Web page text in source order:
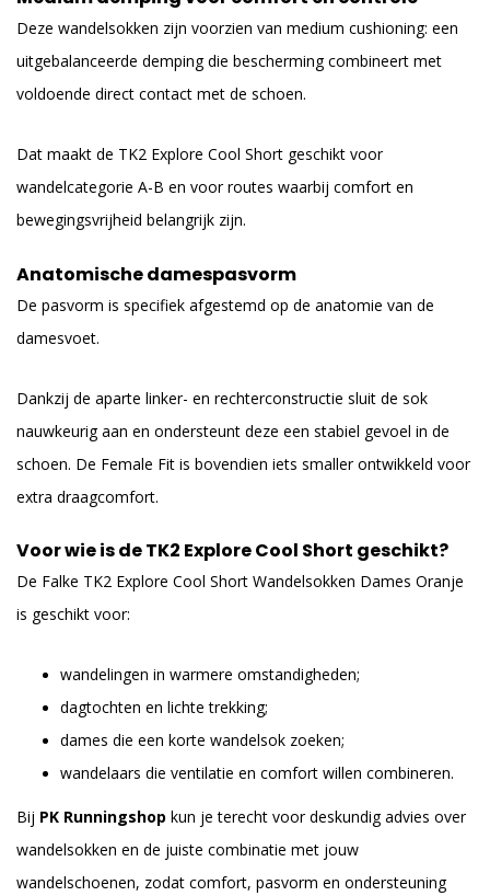
Deze wandelsokken zijn voorzien van medium cushioning: een
uitgebalanceerde demping die bescherming combineert met
voldoende direct contact met de schoen.
Dat maakt de TK2 Explore Cool Short geschikt voor
wandelcategorie A-B en voor routes waarbij comfort en
bewegingsvrijheid belangrijk zijn.
Anatomische damespasvorm
De pasvorm is specifiek afgestemd op de anatomie van de
damesvoet.
Dankzij de aparte linker- en rechterconstructie sluit de sok
nauwkeurig aan en ondersteunt deze een stabiel gevoel in de
schoen. De Female Fit is bovendien iets smaller ontwikkeld voor
extra draagcomfort.
Voor wie is de TK2 Explore Cool Short geschikt?
De Falke TK2 Explore Cool Short Wandelsokken Dames Oranje
is geschikt voor:
wandelingen in warmere omstandigheden;
dagtochten en lichte trekking;
dames die een korte wandelsok zoeken;
wandelaars die ventilatie en comfort willen combineren.
Bij PK Runningshop kun je terecht voor deskundig advies over
wandelsokken en de juiste combinatie met jouw
wandelschoenen, zodat comfort, pasvorm en ondersteuning